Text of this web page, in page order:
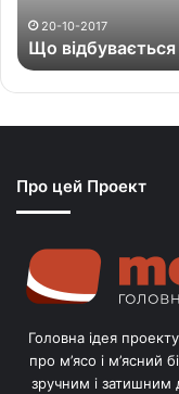
т
ь
п
о
20-10-2017
Що відбувається
Про цей Проект
Головна ідея
про м’ясо і м’ясний
зручним і затишним